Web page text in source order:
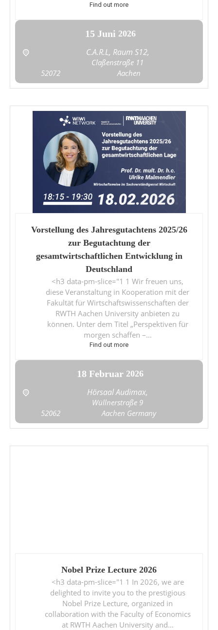
Find out more
15 Juni 2026
C.A.R.L, Raum S12,
Claßenstraße 11
Aachen
52072
Vorstellung des Jahresgutachtens 2025/26
zur Begutachtung der
gesamtwirtschaftlichen Entwicklung in
Deutschland
<h3 data-pm-slice="1 1 Wir freuen uns,
diese Veranstaltung in Kooperation mit der
Fakultät für Wirtschaftswissenschaften der
RWTH Aachen University anbieten zu
können. Unter dem Titel „Perspektiven für
morgen schaffen –…
Find out more
18 Februar 2026
Hörsaal Audimax,
Wüllnerstraße 9
Aachen
52062 Germany
Nobel Prize Lecture 2026
<h3 data-pm-slice="1 1 In 2026, we are
delighted to invite you to the prestigious
Nobel Prize Lecture, organized in
collaboration with the Faculty of Economics
at RWTH Aachen University and…